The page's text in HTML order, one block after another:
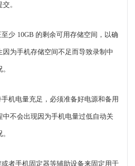
。
少 10GB 的剩余可用存储空间，以确
为手机存储空间不足而导致录制中
机电量充足，必须准备好电源和备用
中不会出现因为手机电量过低自动关
者手机固定器等辅助设备来固定用于